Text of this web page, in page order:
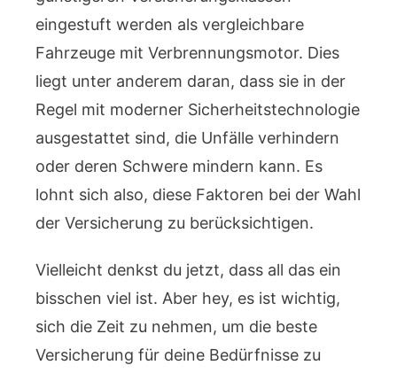
eingestuft werden als vergleichbare
Fahrzeuge mit Verbrennungsmotor. Dies
liegt unter anderem daran, dass sie in der
Regel mit moderner Sicherheitstechnologie
ausgestattet sind, die Unfälle verhindern
oder deren Schwere mindern kann. Es
lohnt sich also, diese Faktoren bei der Wahl
der Versicherung zu berücksichtigen.
Vielleicht denkst du jetzt, dass all das ein
bisschen viel ist. Aber hey, es ist wichtig,
sich die Zeit zu nehmen, um die beste
Versicherung für deine Bedürfnisse zu